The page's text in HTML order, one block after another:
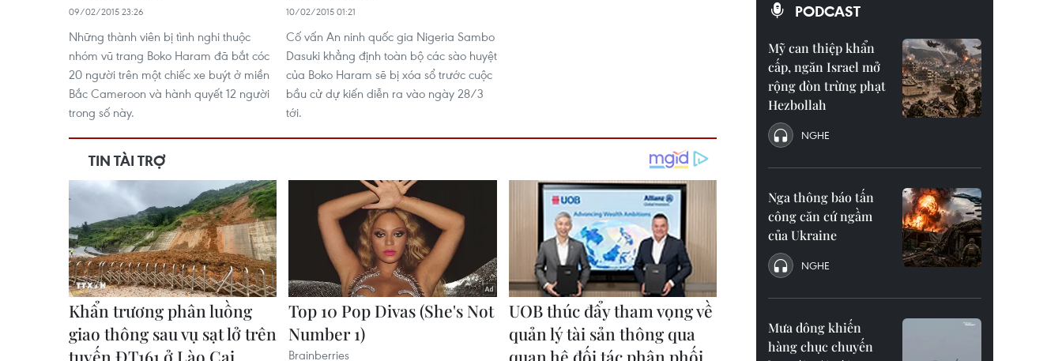
09/02/2015 23:26
Những thành viên bị tình nghi thuộc
nhóm vũ trang Boko Haram đã bắt cóc
20 người trên một chiếc xe buýt ở miền
Bắc Cameroon và hành quyết 12 người
trong số này.
10/02/2015 01:21
Cố vấn An ninh quốc gia Nigeria Sambo
Dasuki khẳng định toàn bộ các sào huyệt
của Boko Haram sẽ bị xóa sổ trước cuộc
bầu cử dự kiến diễn ra vào ngày 28/3
tới.
PODCAST
Mỹ can thiệp khẩn
cấp, ngăn Israel mở
rộng đòn trừng phạt
Hezbollah
NGHE
Nga thông báo tấn
công căn cứ ngầm
của Ukraine
NGHE
Mưa dông khiến
hàng chục chuyến